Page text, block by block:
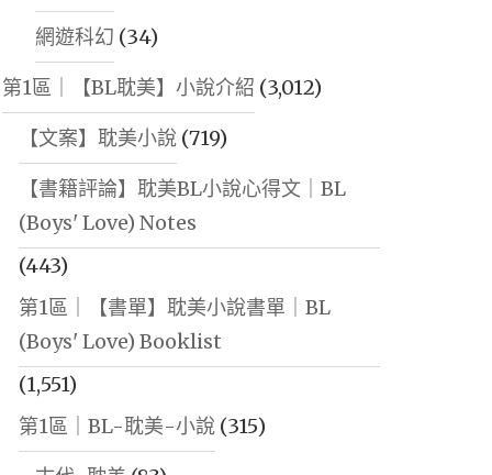
網遊科幻 (34)
第1區｜【BL耽美】小說介紹 (3,012)
【文案】耽美小說(719)
【書籍評論】耽美BL小說心得文｜BL
(Boys' Love) Notes
(443)
第1區｜【書單】耽美小說書單｜BL
(Boys' Love) Booklist
(1,551)
第1區｜BL-耽美-小說(315)